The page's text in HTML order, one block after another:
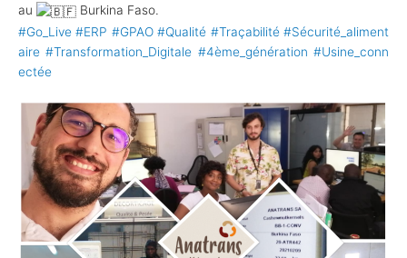
au
Burkina Faso.
#Go_Live #ERP #GPAO #Qualité #Traçabilité #Sécurité_aliment
aire #Transformation_Digitale #4ème_génération #Usine_conn
ectée